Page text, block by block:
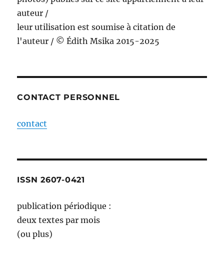
auteur /
leur utilisation est soumise à citation de
l'auteur / © Édith Msika 2015-2025
CONTACT PERSONNEL
contact
ISSN 2607-0421
publication périodique :
deux textes par mois
(ou plus)